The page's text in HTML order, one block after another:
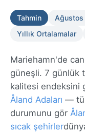
Tahmin Ağustos
Yıllık Ortalamalar
Mariehamn'de
güneşli. 7 günlük
kalitesi endeksini
Åland Adaları —
durumunu gör
sıcak şehirler